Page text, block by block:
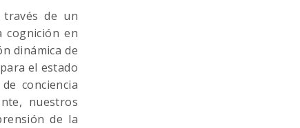
través de un
cognición en
dinámica de
el estado
conciencia
nuestros
de la